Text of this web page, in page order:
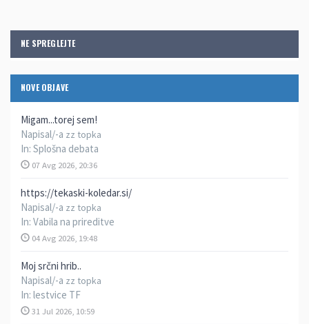
NE SPREGLEJTE
NOVE OBJAVE
Migam...torej sem!
Napisal/-a zz topka
In: Splošna debata
07 Avg 2026, 20:36
https://tekaski-koledar.si/
Napisal/-a zz topka
In: Vabila na prireditve
04 Avg 2026, 19:48
Moj srčni hrib..
Napisal/-a zz topka
In: lestvice TF
31 Jul 2026, 10:59